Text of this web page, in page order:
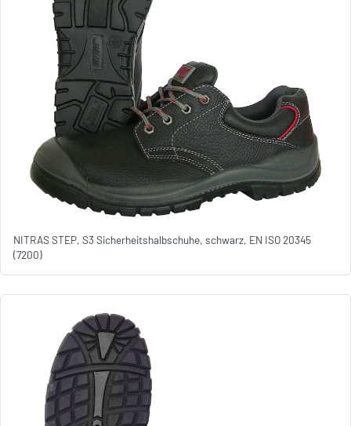
NITRAS STEP, S3 Sicherheitshalbschuhe, schwarz, EN ISO 20345
(7200)